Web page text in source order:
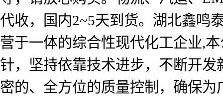
代收，国内2~5天到货。湖北鑫鸣
营于一体的综合性现代化工企业,
针，坚持依靠技术进步，不断开
密的、全方位的质量控制，确保